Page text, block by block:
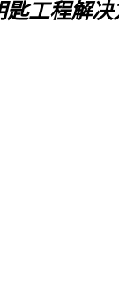
工程解